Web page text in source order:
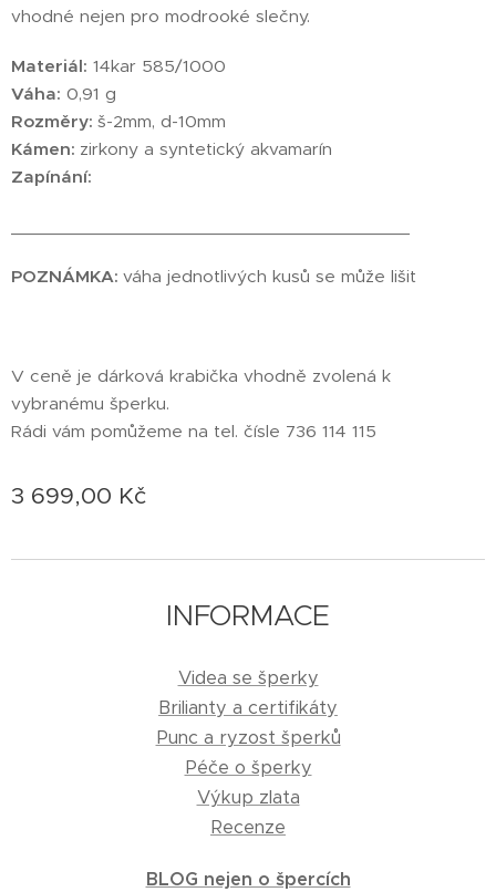
vhodné nejen pro modrooké slečny.
Materiál: 14kar 585/1000
Váha: 0,91 g
Rozměry: š-2mm, d-10mm
Kámen: zirkony a syntetický akvamarín
Zapínání:
POZNÁMKA: váha jednotlivých kusů se může lišit
V ceně je dárková krabička vhodně zvolená k
vybranému šperku.
Rádi vám pomůžeme na tel. čísle 736 114 115
3 699,00 Kč
INFORMACE
Videa se šperky
Brilianty a certifikáty
Punc a ryzost šperků
Péče o šperky
Výkup zlata
Recenze
BLOG nejen o špercích